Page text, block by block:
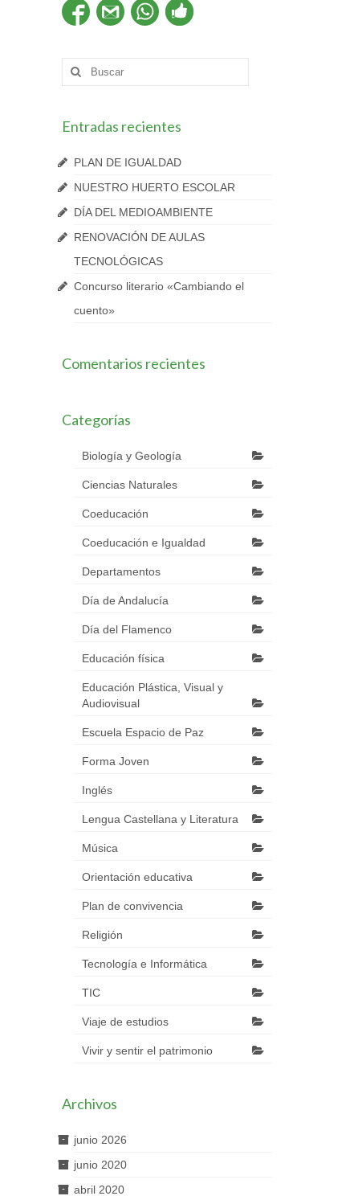
Buscar
por:
Entradas recientes
PLAN DE IGUALDAD
NUESTRO HUERTO ESCOLAR
DÍA DEL MEDIOAMBIENTE
RENOVACIÓN DE AULAS
TECNOLÓGICAS
Concurso literario «Cambiando el
cuento»
Comentarios recientes
Categorías
Biología y Geología
Ciencias Naturales
Coeducación
Coeducación e Igualdad
Departamentos
Día de Andalucía
Día del Flamenco
Educación física
Educación Plástica, Visual y
Audiovisual
Escuela Espacio de Paz
Forma Joven
Inglés
Lengua Castellana y Literatura
Música
Orientación educativa
Plan de convivencia
Religión
Tecnología e Informática
TIC
Viaje de estudios
Vivir y sentir el patrimonio
Archivos
junio 2026
junio 2020
abril 2020